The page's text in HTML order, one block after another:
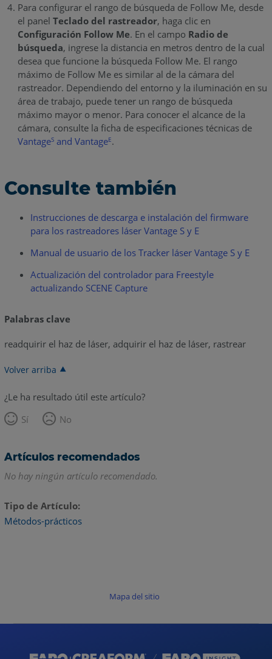
Para configurar el rango de búsqueda de Follow Me, desde
el panel Teclado del rastreador, haga clic en
Configuración Follow Me. En el campo Radio de
búsqueda, ingrese la distancia en metros dentro de la cual
desea que funcione la búsqueda Follow Me. El rango
máximo de Follow Me es similar al de la cámara del
rastreador. Dependiendo del entorno y la iluminación en su
área de trabajo, puede tener un rango de búsqueda
máximo mayor o menor. Para conocer el alcance de la
cámara, consulte la ficha de especificaciones técnicas de
VantageSand VantageE.
Consulte también
Instrucciones de descarga e instalación del firmware
para los rastreadores láser Vantage S y E
Manual de usuario de los Tracker láser Vantage S y E
Actualización del controlador para Freestyle
actualizando SCENE Capture
Palabras clave
readquirir el haz de láser, adquirir el haz de láser, rastrear
Volver arriba
¿Le ha resultado útil este artículo?
Sí
No
Artículos recomendados
No hay ningún artículo recomendado.
Tipo de Artículo
Métodos-prácticos
Mapa del sitio